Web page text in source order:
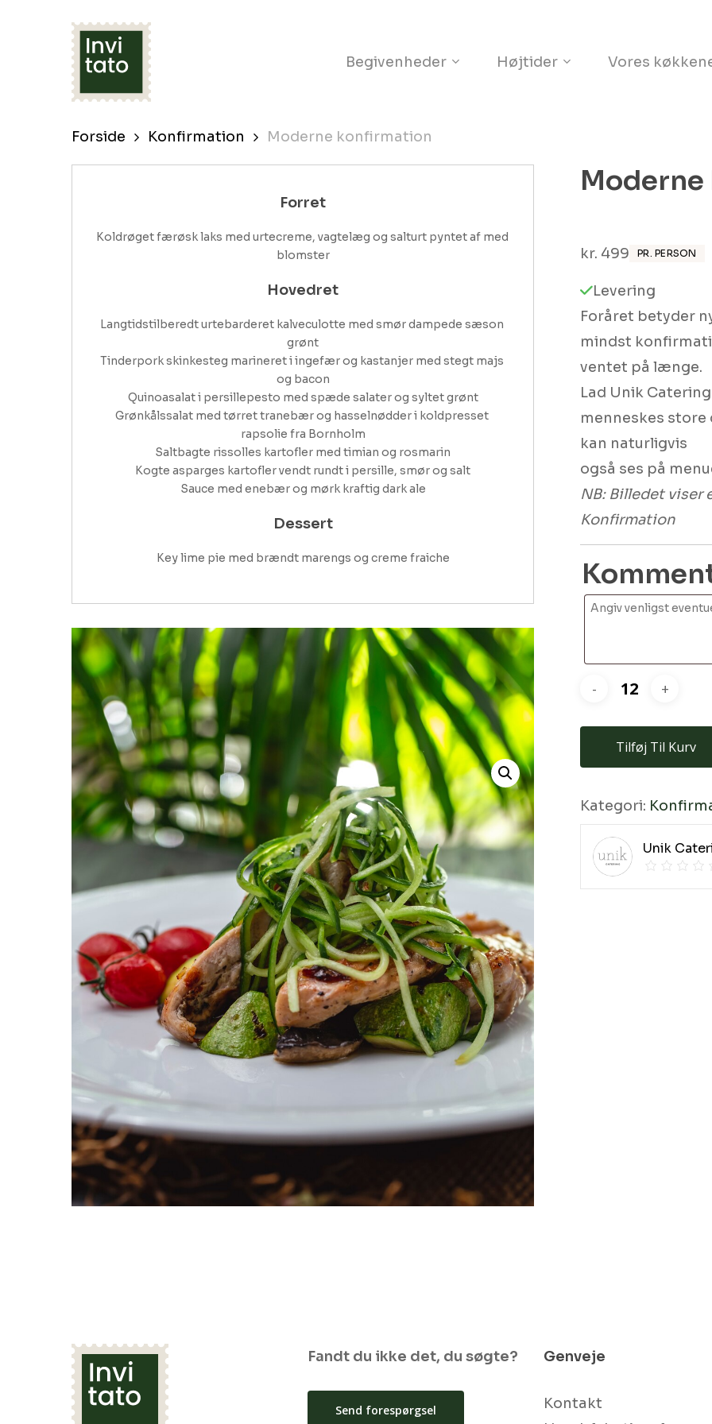
Begivenheder Højtider Vores
Forside Konfirmation Moderne konfirmation
Forret
Koldrøget færøsk laks med urtecreme, vagtelæg og salturt pyntet af med
blomster
Hovedret
Langtidstilberedt urtebarderet kalveculotte med smør dampede sæson
grønt
Tinderpork skinkesteg marineret i ingefær og kastanjer med stegt majs
og bacon
Quinoasalat i persillepesto med spæde salater og syltet grønt
Grønkålssalat med tørret tranebær og hasselnødder i koldpresset
rapsolie fra Bornholm
Saltbagte rissolles kartofler med timian og rosmarin
Kogte asparges kartofler vendt rundt i persille, smør og salt
Sauce med enebær og mørk kraftig dark ale
Dessert
Key lime pie med brændt marengs og creme fraiche
kr. 499 PR. PERSON
Levering
Foråret betyder
mindst
ventet på længe.
Lad Unik
menneskes store
kan naturligvis
også ses på
NB: Billedet viser
Konfirmation
Tilføj Til Kurv
Kategori:
Unik
Fandt du ikke det, du søgte?
Send forespørgsel
Genveje
Kontakt